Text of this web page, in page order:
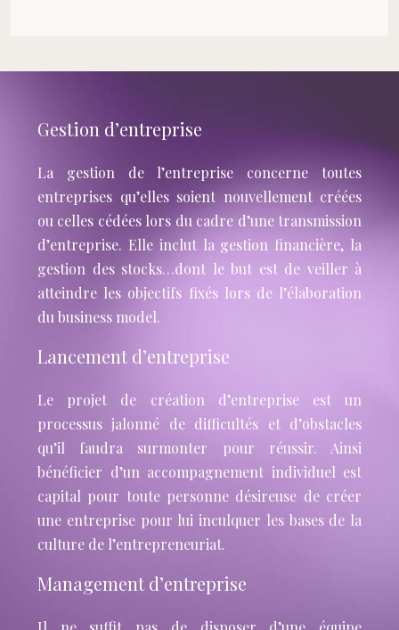
Gestion d’entreprise
La gestion de l’entreprise concerne toutes
entreprises qu’elles soient nouvellement créées
ou celles cédées lors du cadre d’une transmission
d’entreprise. Elle inclut la gestion financière, la
gestion des stocks…dont le but est de veiller à
atteindre les objectifs fixés lors de l’élaboration
du business model.
Lancement d’entreprise
Le projet de création d’entreprise est un
processus jalonné de difficultés et d’obstacles
qu’il faudra surmonter pour réussir. Ainsi
bénéficier d’un accompagnement individuel est
capital pour toute personne désireuse de créer
une entreprise pour lui inculquer les bases de la
culture de l’entrepreneuriat.
Management d’entreprise